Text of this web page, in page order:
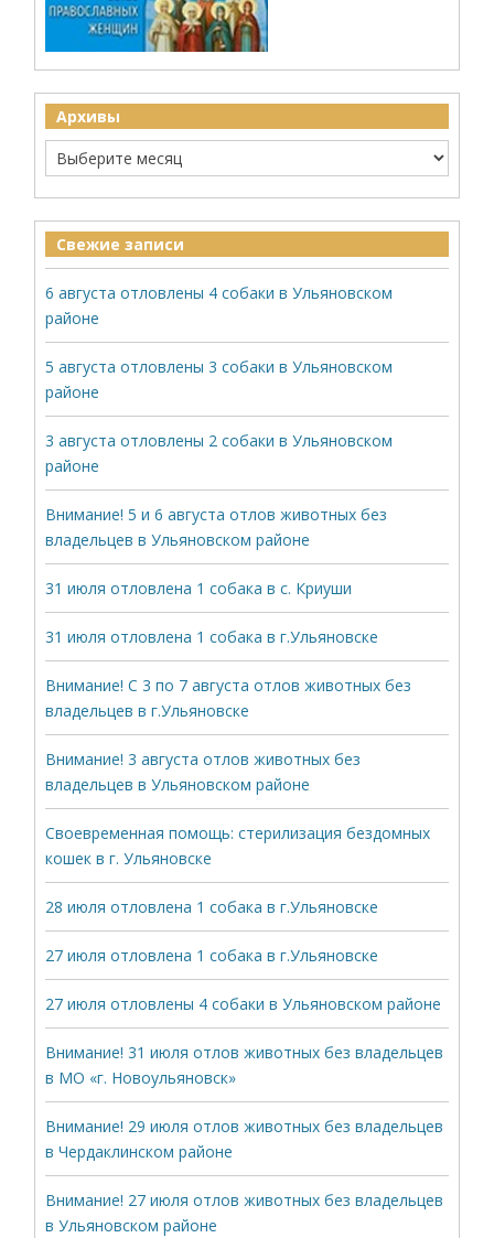
Архивы
Свежие записи
6 августа отловлены 4 собаки в Ульяновском
районе
5 августа отловлены 3 собаки в Ульяновском
районе
3 августа отловлены 2 собаки в Ульяновском
районе
Внимание! 5 и 6 августа отлов животных без
владельцев в Ульяновском районе
31 июля отловлена 1 собака в с. Криуши
31 июля отловлена 1 собака в г.Ульяновске
Внимание! С 3 по 7 августа отлов животных без
владельцев в г.Ульяновске
Внимание! 3 августа отлов животных без
владельцев в Ульяновском районе
Своевременная помощь: стерилизация бездомных
кошек в г. Ульяновске
28 июля отловлена 1 собака в г.Ульяновске
27 июля отловлена 1 собака в г.Ульяновске
27 июля отловлены 4 собаки в Ульяновском районе
Внимание! 31 июля отлов животных без владельцев
в МО «г. Новоульяновск»
Внимание! 29 июля отлов животных без владельцев
в Чердаклинском районе
Внимание! 27 июля отлов животных без владельцев
в Ульяновском районе